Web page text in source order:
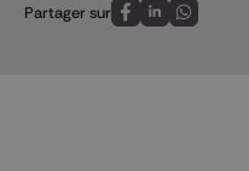
Partager sur
Partagez sur
Partagez sur
Partagez